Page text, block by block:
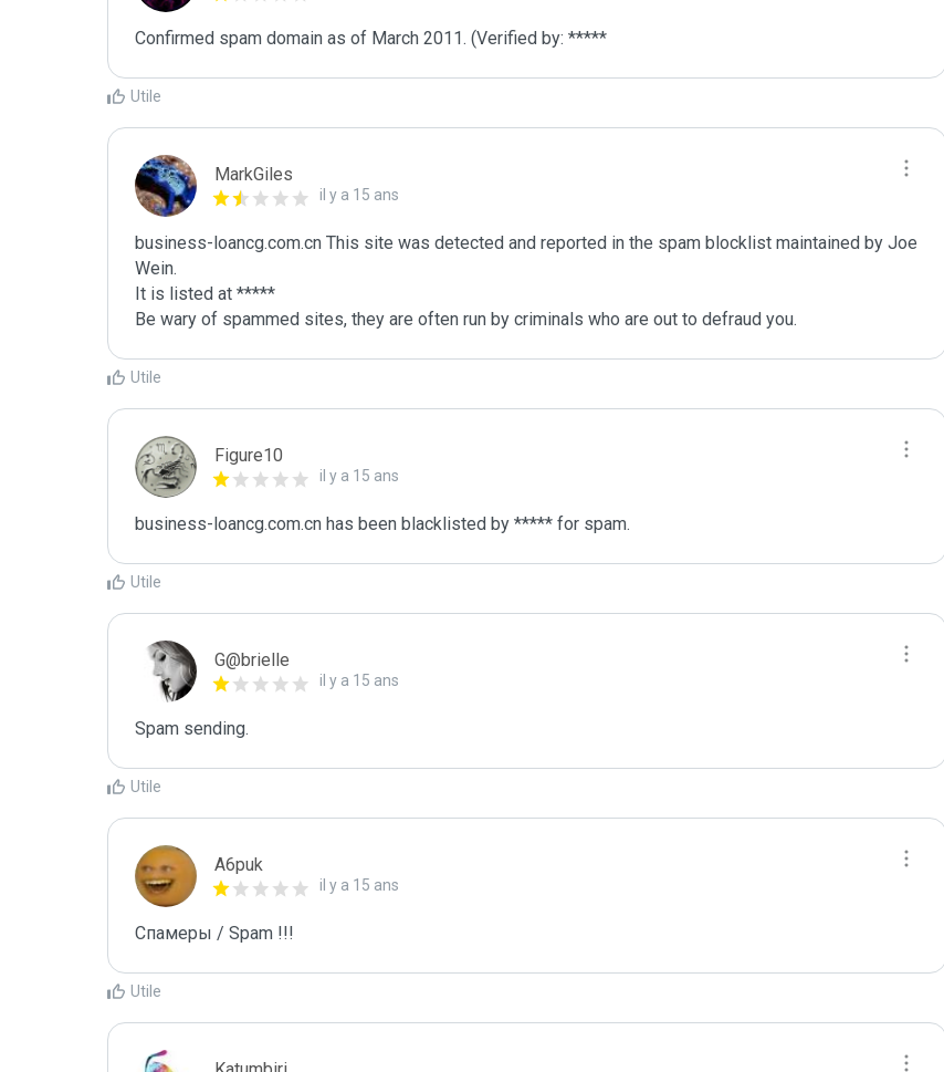
Confirmed spam domain as of March 2011. (Verified by: *****
Utile
MarkGiles
il y a 15 ans
business-loancg.com.cn This site was detected and reported in the spam blocklist maintained by Joe
Wein.
It is listed at *****
Be wary of spammed sites, they are often run by criminals who are out to defraud you.
Utile
Figure10
il y a 15 ans
business-loancg.com.cn has been blacklisted by ***** for spam.
Utile
G@brielle
il y a 15 ans
Spam sending.
Utile
A6puk
il y a 15 ans
Спамеры / Spam !!!
Utile